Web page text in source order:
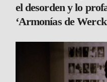
el desorden y lo
‘Armonías de